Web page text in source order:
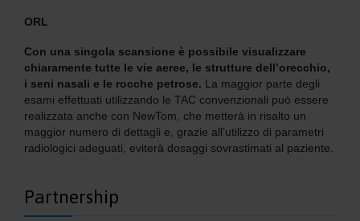
ORL
Con una singola scansione è possibile visualizzare
chiaramente tutte le vie aeree, le strutture dell’orecchio,
i seni nasali e le rocche petrose. La maggior parte degli
esami effettuati utilizzando le TAC convenzionali può essere
realizzata anche con NewTom, che metterà in risalto un
maggior numero di dettagli e, grazie all’utilizzo di parametri
radiologici adeguati, eviterà dosaggi sovrastimati al paziente.
Partnership